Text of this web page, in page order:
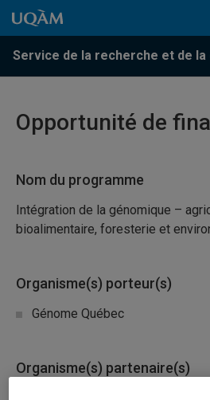
Passer au contenu
Accéder au menu principal
Accéder à la recherche
Passer au contenu
Accéder au menu principal
Service de la recherche et de
Opportunité de
Nom du programme
Intégration de la génomique –
bioalimentaire, foresterie et
Organisme(s) porteur(s)
Génome Québec
Organisme(s) partenaire(s)